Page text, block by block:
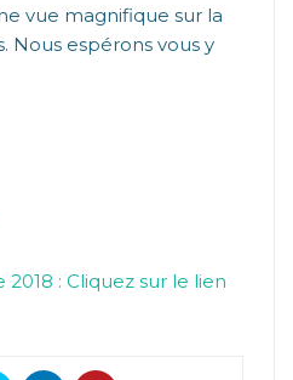
vue magnifique sur la
Nous espérons vous y
: Cliquez sur le lien